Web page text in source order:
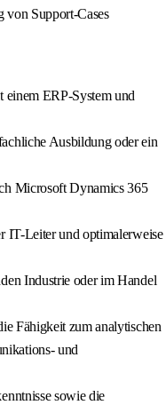
von Support-Cases
ERP-System und
Ausbildung oder ein
Microsoft Dynamics 365
IT-Leiter und optimalerweise
Industrie oder im Handel
Fähigkeit zum analytischen
und
sowie die